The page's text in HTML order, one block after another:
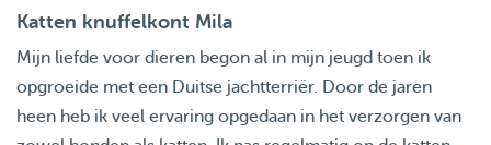
Katten knuffelkont Mila
Mijn liefde voor dieren begon al in mijn jeugd toen ik
opgroeide met een Duitse jachtterriër. Door de jaren
heen heb ik veel ervaring opgedaan in het verzorgen van